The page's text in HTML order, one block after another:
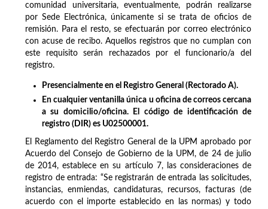
comunidad universitaria, eventualmente, podrán realizarse
por Sede Electrónica, únicamente si se trata de oficios de
remisión. Para el resto, se efectuarán por correo electrónico
con acuse de recibo. Aquellos registros que no cumplan con
este requisito serán rechazados por el funcionario/a del
registro.
Presencialmente en el Registro General (Rectorado A).
En cualquier ventanilla única u oficina de correos cercana
a su domicilio/oficina. El código de identificación de
registro (DIR) es U02500001.
El Reglamento del Registro General de la UPM aprobado por
Acuerdo del Consejo de Gobierno de la UPM, de 24 de julio
de 2014, establece en su artículo 7, las consideraciones de
registro de entrada: “Se registrarán de entrada las solicitudes,
instancias, enmiendas, candidaturas, recursos, facturas (de
acuerdo con el importe establecido en las normas) y todo